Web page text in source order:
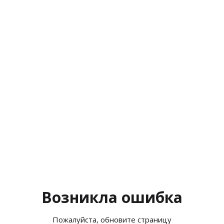
Возникла ошибка
Пожалуйста, обновите страницу